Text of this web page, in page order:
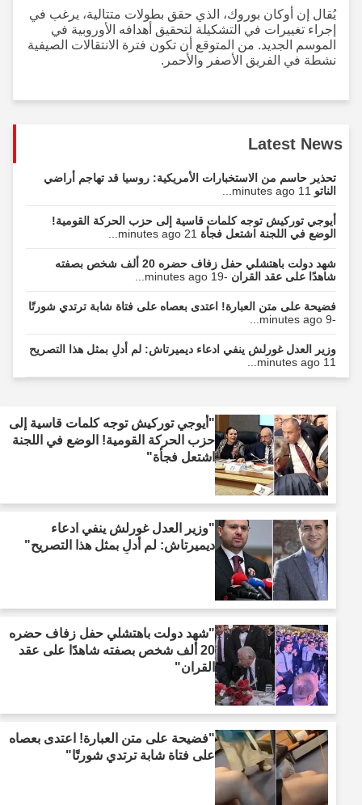
يُقال إن أوكان بوروك، الذي حقق بطولات متتالية، يرغب في
إجراء تغييرات في التشكيلة لتحقيق أهدافه الأوروبية في
الموسم الجديد. من المتوقع أن تكون فترة الانتقالات الصيفية
نشطة في الفريق الأصفر والأحمر.
Latest News
تحذير حاسم من الاستخبارات الأمريكية: روسيا قد تهاجم أراضي
الناتو11 minutes ago...
أيوجي توركيش توجه كلمات قاسية إلى حزب الحركة القومية!
الوضع في اللجنة اشتعل فجأة21 minutes ago...
شهد دولت باهتشلي حفل زفاف حضره 20 ألف شخص بصفته
شاهدًا على عقد القران -19 minutes ago...
فضيحة على متن العبارة! اعتدى بعصاه على فتاة شابة ترتدي شورتًا
وزير العدل غورلش ينفي ادعاء ديميرتاش: لم أدلِ بمثل هذا التصريح
"أيوجي توركيش توجه كلمات قاسية إلى
حزب الحركة القومية! الوضع في اللجنة
اشتعل فجأة"
"وزير العدل غورلش ينفي ادعاء
ديميرتاش: لم أدلِ بمثل هذا التصريح"
"شهد دولت باهتشلي حفل زفاف حضره
20 ألف شخص بصفته شاهدًا على عقد
القران"
"فضيحة على متن العبارة! اعتدى بعصاه
على فتاة شابة ترتدي شورتًا"